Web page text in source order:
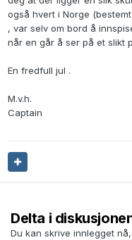
også hvert i Norge
, var selv om bord å
når en går å ser på et slikt
En fredfull jul .
M.v.h.
Captain
Delta i
Du kan skrive innlegget